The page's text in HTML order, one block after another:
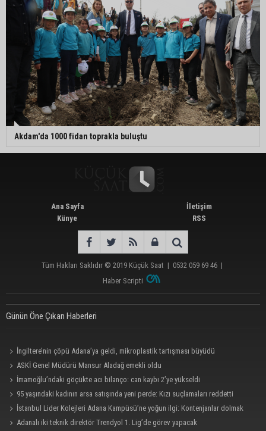
Akdam'da 1000 fidan toprakla buluştu
Ana Sayfa
Künye
İletişim
RSS
Tüm Hakları Saklıdır © 2019 Küçük Saat | 0532 059 69 46 |
Haber Scripti
Günün Öne Çıkan Haberleri
İngiltere’nin çöpü Adana’ya geldi, mikroplastik tartışması büyüdü
ASKİ Genel Müdürü Mansur Aladağ emekli oldu
İmamoğlu’ndaki göçükte acı bilanço: can kaybı 2’ye yükseldi
95 yaşındaki kadının arsa satışında yeni perde: Kızı suçlamaları reddetti
İstanbul Lider Kolejleri Adana Kampüsü’ne yoğun ilgi: Kontenjanlar dolmak
üzereAdanalı iki teknik direktör Trendyol 1. Lig’de görev yapacak